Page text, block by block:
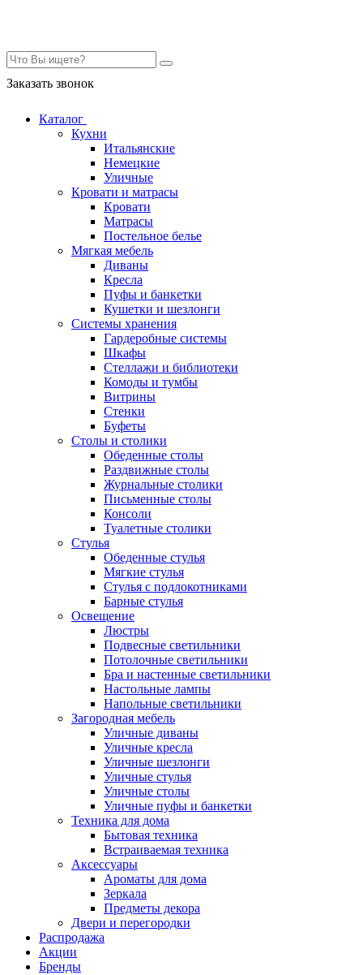
Заказать звонок
Каталог
Кухни
Итальянские
Немецкие
Уличные
Кровати и матрасы
Кровати
Матрасы
Постельное белье
Мягкая мебель
Диваны
Кресла
Пуфы и банкетки
Кушетки и шезлонги
Системы хранения
Гардеробные системы
Шкафы
Стеллажи и библиотеки
Комоды и тумбы
Витрины
Стенки
Буфеты
Столы и столики
Обеденные столы
Раздвижные столы
Журнальные столики
Письменные столы
Консоли
Туалетные столики
Стулья
Обеденные стулья
Мягкие стулья
Стулья с подлокотниками
Барные стулья
Освещение
Люстры
Подвесные светильники
Потолочные светильники
Бра и настенные светильники
Настольные лампы
Напольные светильники
Загородная мебель
Уличные диваны
Уличные кресла
Уличные шезлонги
Уличные стулья
Уличные столы
Уличные пуфы и банкетки
Техника для дома
Бытовая техника
Встраиваемая техника
Аксессуары
Ароматы для дома
Зеркала
Предметы декора
Двери и перегородки
Распродажа
Акции
Бренды